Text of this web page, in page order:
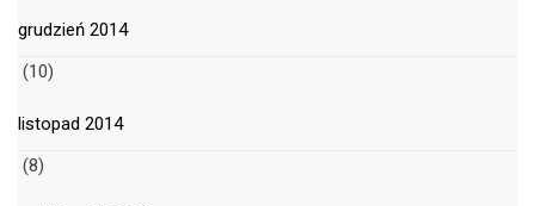
grudzień 2014
(10)
listopad 2014
(8)